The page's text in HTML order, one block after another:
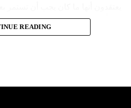
إلى أن المقاومة ضد الاحتلال
إجماع داخلي، وإن كانت القوى
READING